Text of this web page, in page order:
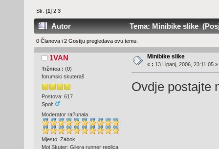
Str: [1]2 3
Autor Tema: Minibike slike
0 Članova i 2 Gostiju pregledava ovu temu.
1VAN
Tržnica : (0)
forumski skuteraš
Postova: 617
Spol:
Moderator ra?unala
Mjesto: Zabok
Moj Skuter: Gilera runner replica
Minibike slike
« : 13 Lipanj, 2006, 23:11:05 »
Ovdje postajte